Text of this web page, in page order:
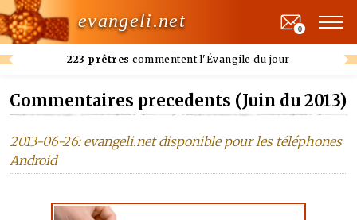
evangeli.net
223 prêtres commentent l'Évangile du jour
0
Commentaires precedents (Juin du 2013)
2013-06-26: evangeli.net disponible pour les téléphones
Android